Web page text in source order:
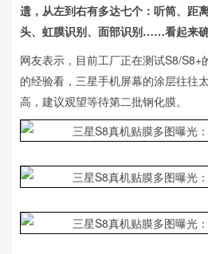
遗，从左到右有多达七个：听筒、距
头、虹膜识别、面部识别……看起来确
网友表示，目前工厂正在测试S8/
的经验看，三星手机屏幕的涂层往往
高，建议观望等待第二批钢化膜。